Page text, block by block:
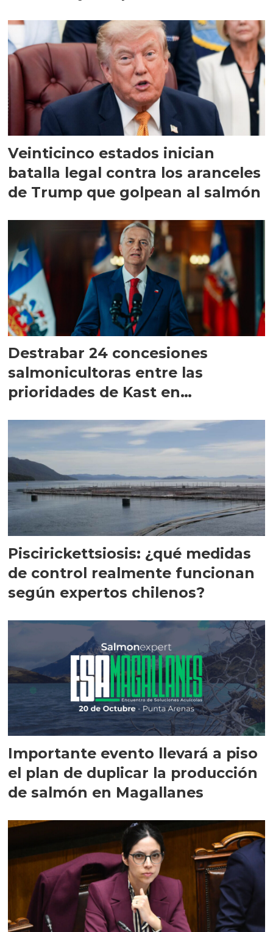
Veinticinco estados inician
batalla legal contra los aranceles
de Trump que golpean al salmón
Destrabar 24 concesiones
salmonicultoras entre las
prioridades de Kast en
Piscirickettsiosis: ¿qué medidas
de control realmente funcionan
según expertos chilenos?
Importante evento llevará a piso
el plan de duplicar la producción
de salmón en Magallanes